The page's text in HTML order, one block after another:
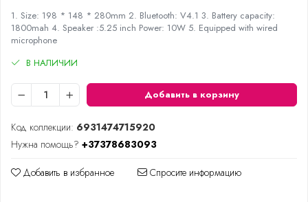
Аппараты и Роботы для Мытья Окон
Паровые очистители
Портативные пылесосы
Роботы пылесосы
Уход за одеждой
Отпариватель для одежды
Утюги
Игры для консолей и ПК
Сетевое оборудование
Wi-Fi роутеры
Адаптеры
1. Size: 198 * 148 * 280mm 2. Bluetooth: V4.1 3. Battery capacity:
1800mah 4. Speaker :5.25 inch Power: 10W 5. Equipped with wired
microphone
В НАЛИЧИИ
Добавить в корзину
Код коллекции: 6931474715920
Нужна помощь? +37378683093
Добавить в избранное Спросите информацию